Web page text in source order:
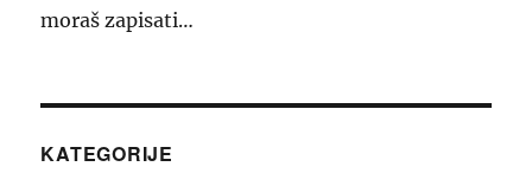
moraš zapisati…
KATEGORIJE